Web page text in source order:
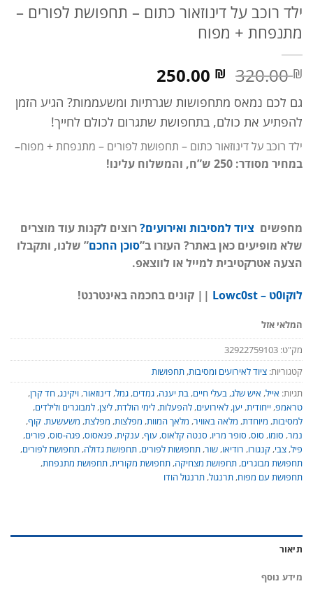
ילד רוכב על דינוזאור כתום – תחפושת לפורים –
מתנפחת + מפוח
320.00₪ המחיר
היה:
320.00 ₪.
250.00 ₪
הוא:
250.00 ₪.
גם לכם נמאס מתחפושות שגרתיות ומשעממות? הגיע הזמן
להפתיע את כולם, בתחפושת שתגרום לכולם לחייך!
ילד רוכב על דינוזאור כתום – תחפושת לפורים – מתנפחת + מפוח–
במחיר מסודר: 250 ש”ח, והמשלוח עלינו!
מחפשים ציודלמסיבות ואירועים?רוצים לקנות עוד מוצרים
שלא מופיעים כאן באתר? העזרו ב”סוכן החכם” שלנו, ותקבלו
הצעה אטרקטיבית למייל או לווצאפ.
לוקו0ט – Lowc0st || קונים בחכמה באינטרנט!
המלאי אזל
מק"ט: 32922759103
קטגוריות: ציוד לאירועים ומסיבות, תחפושות
תגיות: אייל, איש שלג, בעלי חיים, בת יענה, גמדים, גמל, דינוזאור, ויקינג, חד קרן,
טראמפ, ייחודית, יען, לאירועים, להפעלות, לימי הולדת, ליצן, למבוגרים ולילדים,
למסיבות, מיוחדת, מלאה באוויר, מלאך המוות, מפלצות, מפלצת, משעשעת. קוף,
נמר, סומו, סוס, סופר מריו, סנטה קלאוס, עוף, ענקית, פגאסוס, פגה-סוס, פורים,
פיל, צבי, קנגורו, רודיאו, שור, תחפושות לפורים, תחפושת גדולה, תחפושת לפורים,
תחפושת מבוגרים, תחפושת מצחיקה, תחפושת מקורית, תחפושת מתנפחת,
תחפושת עם מפוח, תרנגול, תרנגול הודו
תיאור
מידע נוסף